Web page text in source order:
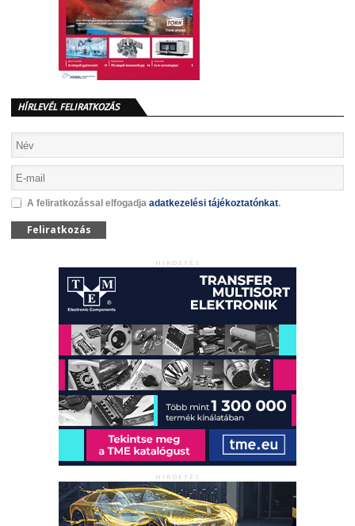
HÍRLEVÉL FELIRATKOZÁS
A feliratkozással elfogadja adatkezelési tájékoztatónkat.
Feliratkozás
HIRDETÉS
HIRDETÉS